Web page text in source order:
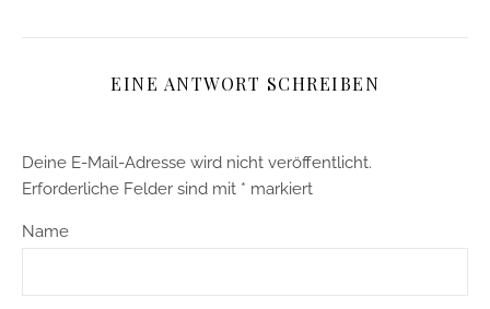
EINE ANTWORT SCHREIBEN
Deine E-Mail-Adresse wird nicht veröffentlicht.
Erforderliche Felder sind mit * markiert
Name